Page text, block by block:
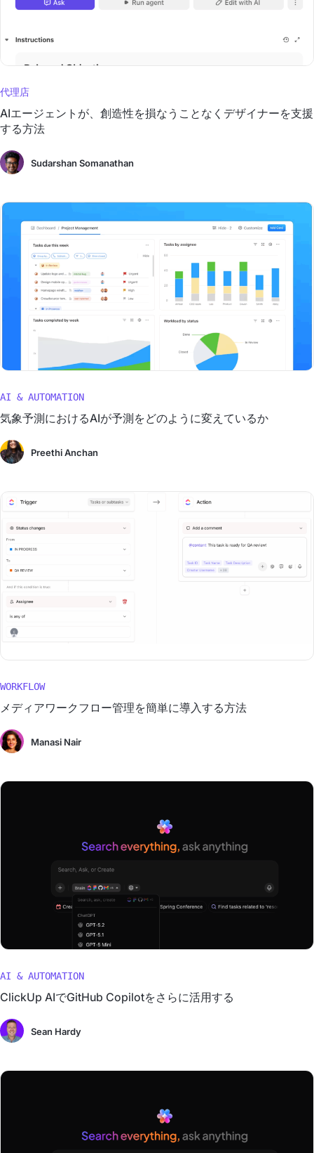
代理店
AIエージェントが、創造性を損なうことなくデザイナーを支援
する方法
Sudarshan Somanathan
AI & AUTOMATION
気象予測におけるAIが予測をどのように変えているか
Preethi Anchan
WORKFLOW
メディアワークフロー管理を簡単に導入する方法
Manasi Nair
AI & AUTOMATION
ClickUp AIでGitHub Copilotをさらに活用する
Sean Hardy